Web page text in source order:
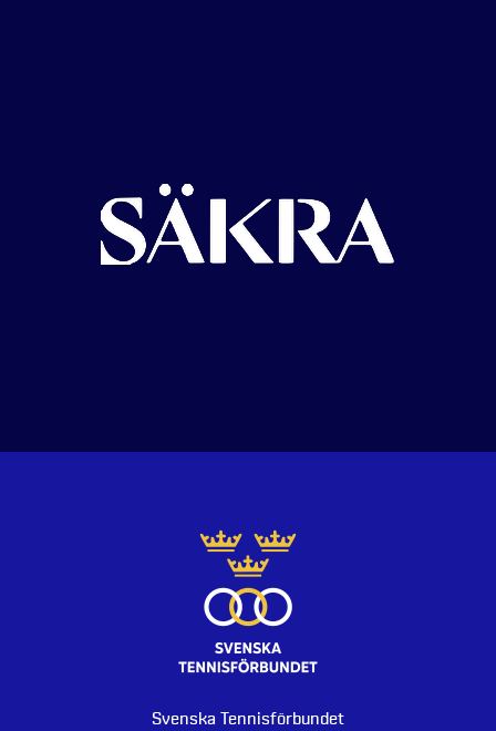
Svenska Tennisförbundet